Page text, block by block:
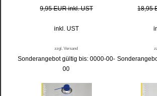
9,95 EUR inkl. UST
inkl. UST
zzgl. Versand
Sonderangebot gültig bis: 0000-00-
00
18,95